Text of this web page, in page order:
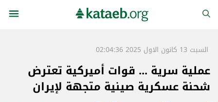
السبت 13 كانون الاول 2025 02:04:36
عملية سرية ... قوات أميركية تعترض
شحنة عسكرية صينية متجهة لإيران